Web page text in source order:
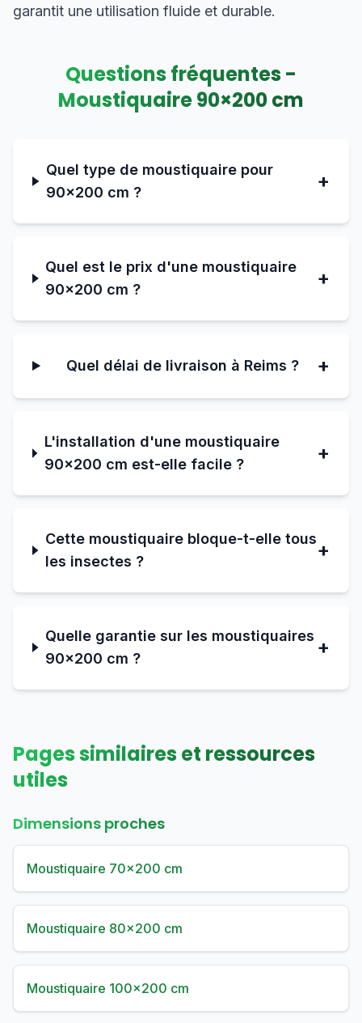
garantit une utilisation fluide et durable.
Questions fréquentes -
Moustiquaire90×200cm
Quel type de moustiquaire pour
90×200 cm ?
+
Quel est le prix d'une moustiquaire
90×200 cm ?
+
Quel délai de livraison à Reims ? +
L'installation d'une moustiquaire
90×200 cm est-elle facile ?
+
Cette moustiquaire bloque-t-elle tous
les insectes ?
+
Quelle garantie sur les moustiquaires
90×200 cm ?
+
Pages similaires et ressources
utiles
Dimensions proches
Moustiquaire 70×200 cm
Moustiquaire 80×200 cm
Moustiquaire 100×200 cm